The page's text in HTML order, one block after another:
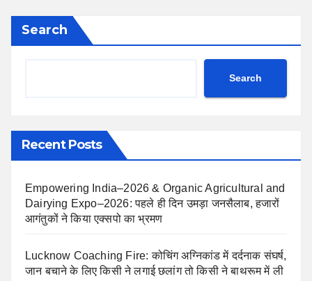
Search
Search
Recent Posts
Empowering India–2026 & Organic Agricultural and
Dairying Expo–2026: पहले ही दिन उमड़ा जनसैलाब, हजारों
आगंतुकों ने किया एक्सपो का भ्रमण
Lucknow Coaching Fire: कोचिंग अग्निकांड में दर्दनाक संघर्ष,
जान बचाने के लिए किसी ने लगाई छलांग तो किसी ने बाथरूम में ली